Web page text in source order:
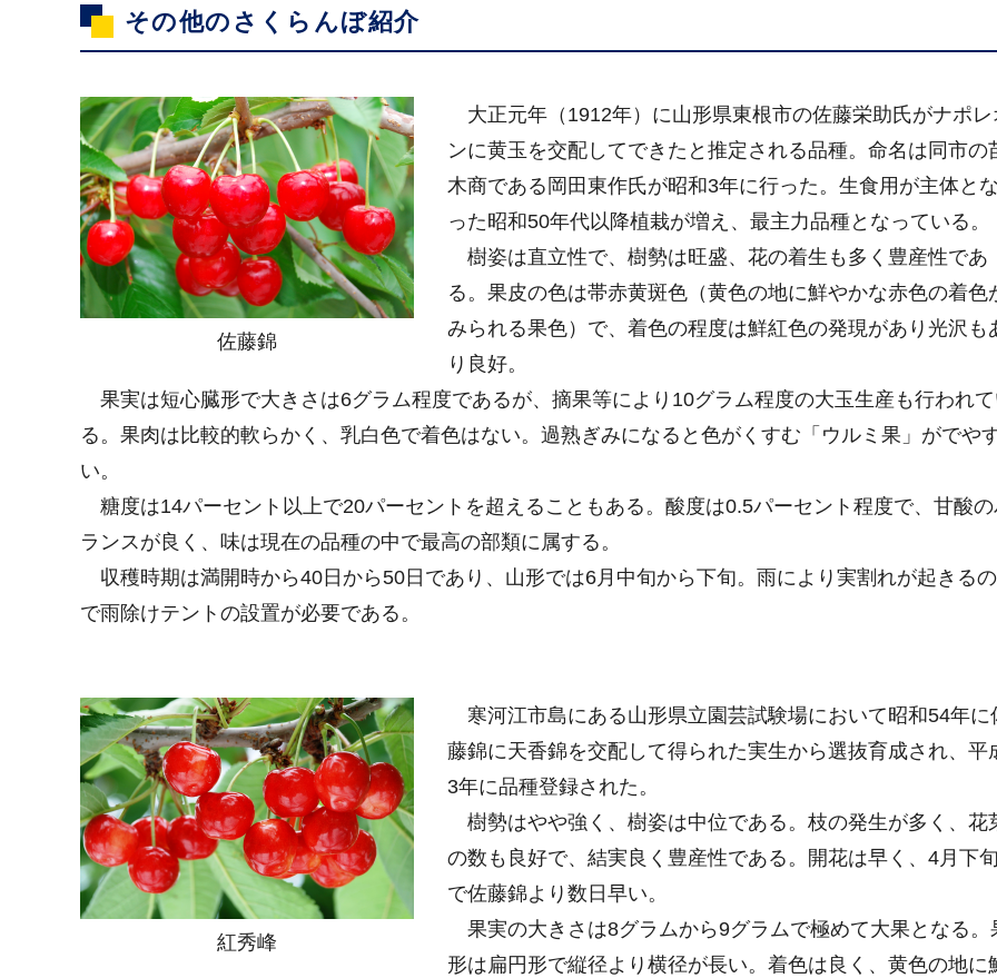
その他のさくらんぼ紹介
佐藤錦
大正元年（1912年）に山形県東根市の佐藤栄助氏がナポレ
ンに黄玉を交配してできたと推定される品種。命名は同市の
木商である岡田東作氏が昭和3年に行った。生食用が主体とな
った昭和50年代以降植栽が増え、最主力品種となっている。
樹姿は直立性で、樹勢は旺盛、花の着生も多く豊産性であ
る。果皮の色は帯赤黄斑色（黄色の地に鮮やかな赤色の着色
みられる果色）で、着色の程度は鮮紅色の発現があり光沢も
り良好。
果実は短心臓形で大きさは6グラム程度であるが、摘果等により10グラム程度の大玉生産も行われ
る。果肉は比較的軟らかく、乳白色で着色はない。過熟ぎみになると色がくすむ「ウルミ果」がでや
い。
糖度は14パーセント以上で20パーセントを超えることもある。酸度は0.5パーセント程度で、甘酸
ランスが良く、味は現在の品種の中で最高の部類に属する。
収穫時期は満開時から40日から50日であり、山形では6月中旬から下旬。雨により実割れが起きるの
で雨除けテントの設置が必要である。
紅秀峰
寒河江市島にある山形県立園芸試験場において昭和54年に
藤錦に天香錦を交配して得られた実生から選抜育成され、平
3年に品種登録された。
樹勢はやや強く、樹姿は中位である。枝の発生が多く、花
の数も良好で、結実良く豊産性である。開花は早く、4月下旬
で佐藤錦より数日早い。
果実の大きさは8グラムから9グラムで極めて大果となる。
形は扁円形で縦径より横径が長い。着色は良く、黄色の地に